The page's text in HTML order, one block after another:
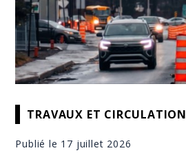
TRAVAUX ET CIRCULATION
Publié le 17 juillet 2026